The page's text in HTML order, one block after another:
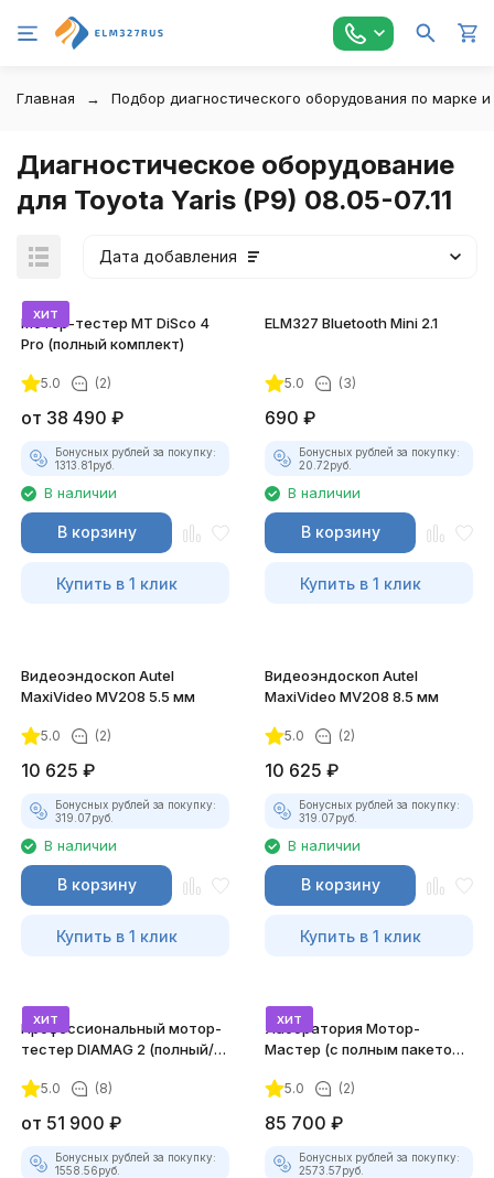
Главная Подбор диагностического оборудования по марке
Диагностическое оборудование
для Toyota Yaris (P9) 08.05-07.11
Дата добавления
хит
Мотор-тестер MT DiSco 4
Pro (полный комплект)
5.0 (2)
от 38 490 ₽
Бонусных рублей за покупку:
1313.81руб.
В наличии
В корзину
Купить в 1 клик
ELM327 Bluetooth Mini 2.1
5.0 (3)
690 ₽
Бонусных рублей за покупку:
20.72руб.
В наличии
В корзину
Купить в 1 клик
Видеоэндоскоп Autel
MaxiVideo MV208 5.5 мм
5.0 (2)
10 625 ₽
Бонусных рублей за покупку:
319.07руб.
В наличии
В корзину
Купить в 1 клик
Видеоэндоскоп Autel
MaxiVideo MV208 8.5 мм
5.0 (2)
10 625 ₽
Бонусных рублей за покупку:
319.07руб.
В наличии
В корзину
Купить в 1 клик
хит
Профессиональный мотор-
тестер DIAMAG 2 (полный/
5.0 (8)
от 51 900 ₽
Бонусных рублей за покупку:
1558.56руб.
хит
Лаборатория Мотор-
Мастер (с полным пакетом
5.0 (2)
85 700 ₽
Бонусных рублей за покупку:
2573.57руб.